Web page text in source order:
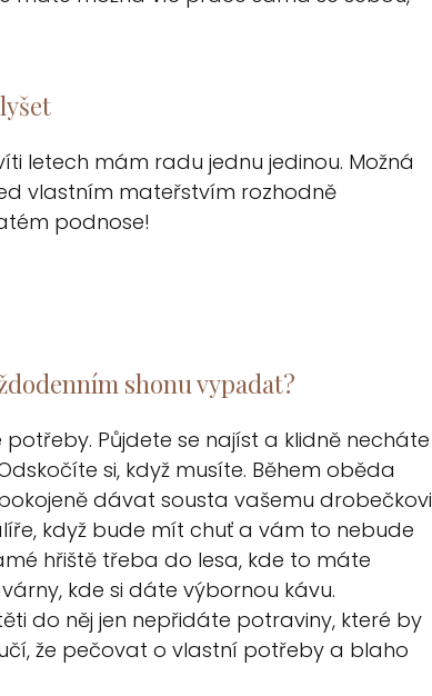
letech mám radu jednu jedinou. Možná
vlastním mateřstvím rozhodně
podnose!
shonu vypadat?
Půjdete se najíst a klidně necháte
si, když musíte. Během oběda
dávat sousta vašemu drobečkovi
když bude mít chuť a vám to nebude
hřiště třeba do lesa, kde to máte
kde si dáte výbornou kávu.
do něj jen nepřidáte potraviny, které by
že pečovat o vlastní potřeby a blaho